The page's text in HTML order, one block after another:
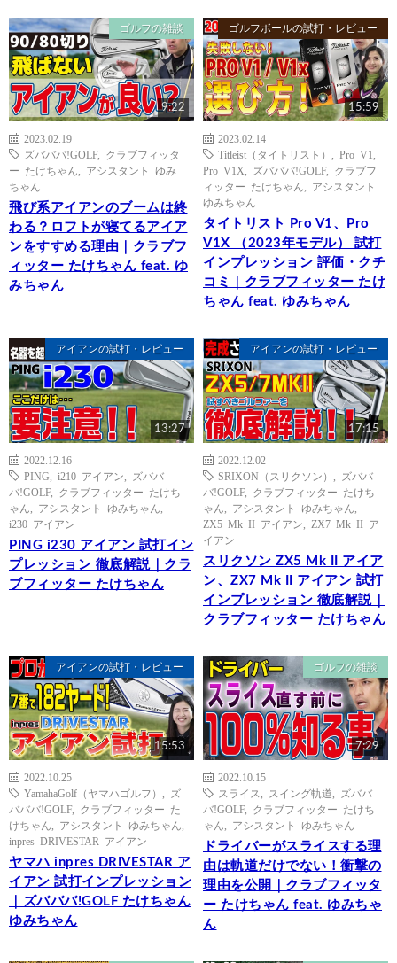
ゴルフの雑談
9:22
2023.02.19
ズバババ!GOLF, クラブフィッタ
ー たけちゃん
アシスタント ゆみ
ちゃん
飛び系アイアンのブームは終
わる？ロフトが寝てるアイア
ンをすすめる理由｜クラブフ
ィッター たけちゃん feat. ゆ
みちゃん
ゴルフボールの試打・レビュー
15:59
2023.02.14
Titleist（タイトリスト）
Pro V1
Pro V1X
ズバババ!GOLF, クラブフ
ィッター たけちゃん
アシスタント
ゆみちゃん
タイトリスト Pro V1、Pro
V1X （2023年モデル） 試打
インプレッション 評価・クチ
コミ｜クラブフィッター たけ
ちゃん feat. ゆみちゃん
アイアンの試打・レビュー
13:27
2022.12.16
PING
i210 アイアン
ズババ
バ!GOLF, クラブフィッター たけち
ゃん
アシスタント ゆみちゃん
i230 アイアン
PING i230 アイアン 試打イン
プレッション 徹底解説｜クラ
ブフィッター たけちゃん
アイアンの試打・レビュー
17:15
2022.12.02
SRIXON（スリクソン）
ズババ
バ!GOLF, クラブフィッター たけち
ゃん
アシスタント ゆみちゃん
ZX5 Mk II アイアン
ZX7 Mk II ア
イアン
スリクソン ZX5 Mk II アイア
ン、ZX7 Mk II アイアン 試打
インプレッション 徹底解説｜
クラブフィッター たけちゃん
アイアンの試打・レビュー
15:53
2022.10.25
YamahaGolf（ヤマハゴルフ）
ズ
バババ!GOLF, クラブフィッター た
けちゃん
アシスタント ゆみちゃん
inpres DRIVESTAR アイアン
ヤマハ inpres DRIVESTAR ア
イアン 試打インプレッション
｜ズバババ!GOLF たけちゃん
ゆみちゃん
ゴルフの雑談
7:29
2022.10.15
スライス
スイング軌道
ズババ
バ!GOLF, クラブフィッター たけち
ゃん
アシスタント ゆみちゃん
ドライバーがスライスする理
由は軌道だけでない！衝撃の
理由を公開｜クラブフィッタ
ー たけちゃん feat. ゆみちゃ
ん